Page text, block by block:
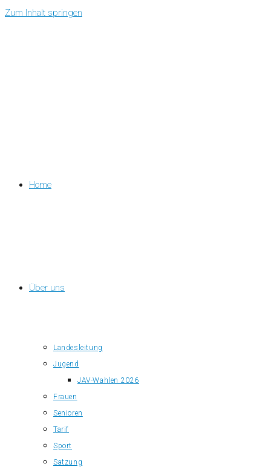
Zum Inhalt springen
Home
Über uns
Landesleitung
Jugend
JAV-Wahlen 2026
Frauen
Senioren
Tarif
Sport
Satzung